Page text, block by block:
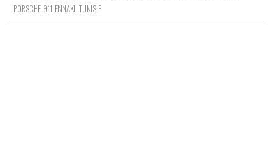
PORSCHE_911_ENNAKL_TUNISIE